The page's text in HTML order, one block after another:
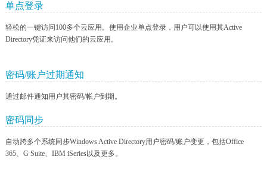
单点登录
轻松的一键访问100多个云应用。使用企业单点登录，用户可以使用其Active
Directory凭证来访问他们的云应用。
密码/账户过期通知
通过邮件通知用户其密码/帐户到期。
密码同步
自动跨多个系统同步Windows Active Directory用户密码/账户变更，包括Office
365、G Suite、IBM iSeries以及更多。